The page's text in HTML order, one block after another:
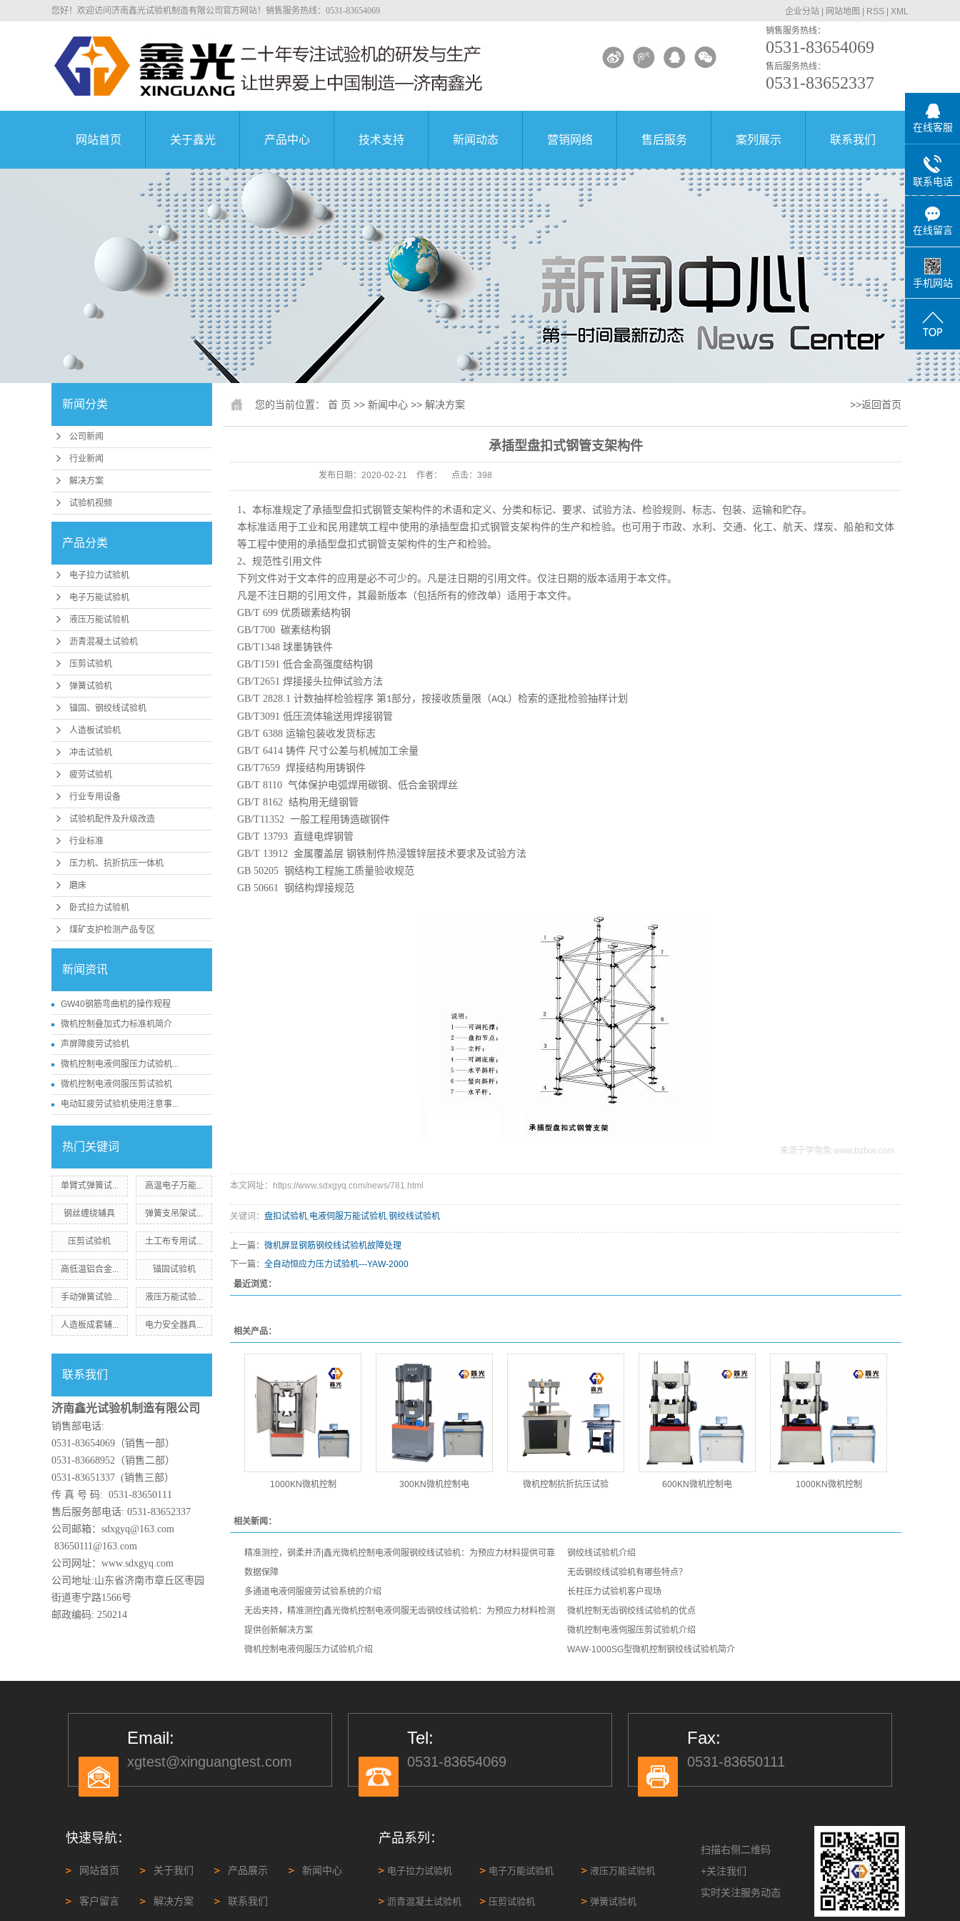
您好！欢迎访问济南鑫光试验机制造有限公司官方网站！销售服务热线：0531-83654069 企业分站 网站地图 RSS
XML
销售服务热线：
0531-83654069
售后服务热线：
0531-83652337
网站首页 关于鑫光
公司简介
荣誉资质
业务介绍
组织机构
企业文化
公司环境
产品中心
电子拉力试验机
电子万能试验机
液压万能试验机
沥青混凝土试验机
压剪试验机
锚固、钢绞线试验机
人造板试验机
冲击试验机
疲劳试验机
试验机配件及升级改造
行业标准
压力机、抗折抗压一体机
磨床
卧式拉力试验机
煤矿支护检测产品专区
技术支持 新闻动态
公司新闻
行业新闻
解决方案
试验机视频
营销网络 售后服务 案列展示
科研院所
中国航天科技集团
工程质量
中国航天科技集团
大专院校
中国航天科技集团
著名企业
中国航天科技集团
联系我们
新闻分类
公司新闻
行业新闻
解决方案
试验机视频
产品分类
电子拉力试验机
电子万能试验机
液压万能试验机
沥青混凝土试验机
压剪试验机
弹簧试验机
锚固、钢绞线试验机
人造板试验机
冲击试验机
疲劳试验机
行业专用设备
试验机配件及升级改造
行业标准
压力机、抗折抗压一体机
磨床
卧式拉力试验机
煤矿支护检测产品专区
新闻资讯
GW40钢筋弯曲机的操作规程
微机控制叠加式力标准机简介
声屏障疲劳试验机
微机控制电液伺服压力试验机...
微机控制电液伺服压剪试验机
电动缸疲劳试验机使用注意事...
热门关键词
单臂式弹簧试... 高温电子万能...
钢丝缠绕辅具 弹簧支吊架试...
压剪试验机 土工布专用试...
高低温铝合金... 锚固试验机
手动弹簧试验... 液压万能试验...
人造板成套辅... 电力安全器具...
联系我们
济南鑫光试验机制造有限公司
销售部电话:
0531-83654069（销售一部）
0531-83668952（销售二部）
0531-83651337 (销售三部）
传 真 号 码: 0531-83650111
售后服务部电话: 0531-83652337
公司邮箱：sdxgyq@163.com
83650111@163.com
公司网址：www.sdxgyq.com
公司地址:山东省济南市章丘区枣园
街道枣宁路1566号
邮政编码: 250214
>>返回首页
您的当前位置： 首 页 >> 新闻中心 >> 解决方案
承插型盘扣式钢管支架构件
发布日期： 2020-02-21 作者： 点击： 398
1、本标准规定了承插型盘扣式钢管支架构件的术语和定义、分类和标记、要求、试验方法、检验规则、标志、包装、运输和贮存。
本标准适用于工业和民用建筑工程中使用的承插型盘扣式钢管支架构件的生产和检验。也可用于市政、水利、交通、化工、航天、煤炭、船舶和文体
等工程中使用的承插型盘扣式钢管支架构件的生产和检验。
2、规范性引用文件
下列文件对于文本件的应用是必不可少的。凡是注日期的引用文件。仅注日期的版本适用于本文件。
凡是不注日期的引用文件，其最新版本（包括所有的修改单）适用于本文件。
GB/T 699 优质碳素结构钢
GB/T700 碳素结构钢
GB/T1348 球墨铸铁件
GB/T1591 低合金高强度结构钢
GB/T2651 焊接接头拉伸试验方法
GB/T 2828.1 计数抽样检验程序 第1部分，按接收质量限（AQL）检索的逐批检验抽样计划
GB/T3091 低压流体输送用焊接钢管
GB/T 6388 运输包装收发货标志
GB/T 6414 铸件 尺寸公差与机械加工余量
GB/T7659 焊接结构用铸钢件
GB/T 8110 气体保护电弧焊用碳钢、低合金钢焊丝
GB/T 8162 结构用无缝钢管
GB/T11352 一般工程用铸造碳钢件
GB/T 13793 直缝电焊钢管
GB/T 13912 金属覆盖层 钢铁制件热浸镀锌层技术要求及试验方法
GB 50205 钢结构工程施工质量验收规范
GB 50661 钢结构焊接规范
来源于学兔兔 www.bzfxw.com
本文网址：https://www.sdxgyq.com/news/781.html
关键词： 盘扣试验机,电液伺服万能试验机,钢绞线试验机
上一篇： 微机屏显钢筋钢绞线试验机故障处理
下一篇： 全自动恒应力压力试验机---YAW-2000
最近浏览：
相关产品：
1000KN微机控制 300KN微机控制电 微机控制抗折抗压试验 600KN微机控制电 1000KN微机控制
相关新闻：
精准测控，钢柔并济|鑫光微机控制电液伺服钢绞线试验机：为预应力材料提供可靠
数据保障
钢绞线试验机介绍
无齿钢绞线试验机有哪些特点？
多通道电液伺服疲劳试验系统的介绍
长柱压力试验机客户现场
无齿夹持，精准测控|鑫光微机控制电液伺服无齿钢绞线试验机：为预应力材料检测
提供创新解决方案
微机控制无齿钢绞线试验机的优点
微机控制电液伺服压剪试验机介绍
微机控制电液伺服压力试验机介绍
WAW-1000SG型微机控制钢绞线试验机简介
Email:
xgtest@xinguangtest.com
Tel:
0531-83654069
Fax:
0531-83650111
快速导航：
网站首页 关于我们 产品展示 新闻中心
客户留言 解决方案 联系我们
产品系列：
电子拉力试验机 电子万能试验机 液压万能试验机
沥青混凝土试验机 压剪试验机 弹簧试验机
扫描右侧二维码
+关注我们
实时关注服务动态
在线客服
联系电话
在线留言
手机网站